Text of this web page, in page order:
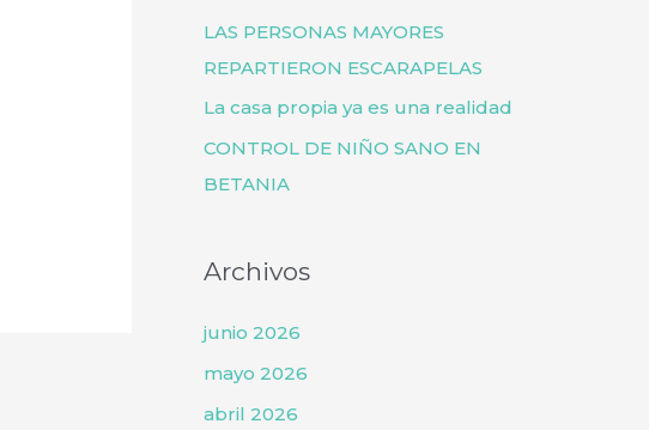
r
:
LAS PERSONAS MAYORES
REPARTIERON ESCARAPELAS
La casa propia ya es una realidad
CONTROL DE NIÑO SANO EN
BETANIA
Archivos
junio 2026
mayo 2026
abril 2026